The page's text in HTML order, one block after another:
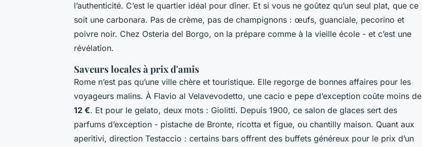
l’authenticité. C’est le quartier idéal pour dîner. Et si vous ne goûtez qu’un seul plat, que ce
soit une carbonara. Pas de crème, pas de champignons : œufs, guanciale, pecorino et
poivre noir. Chez Osteria del Borgo, on la prépare comme à la vieille école - et c’est une
révélation.
Saveurs locales à prix d'amis
Rome n’est pas qu’une ville chère et touristique. Elle regorge de bonnes affaires pour les
voyageurs malins. À Flavio al Velavevodetto, une cacio e pepe d’exception coûte moins de
12 €. Et pour le gelato, deux mots : Giolitti. Depuis 1900, ce salon de glaces sert des
parfums d’exception - pistache de Bronte, ricotta et figue, ou chantilly maison. Quant aux
aperitivi, direction Testaccio : certains bars offrent des buffets généreux pour le prix d’un